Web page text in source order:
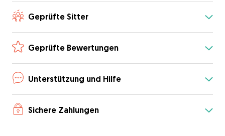
Geprüfte Sitter
Geprüfte Bewertungen
Unterstützung und Hilfe
Sichere Zahlungen